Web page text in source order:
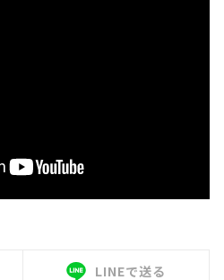
LINEで送る